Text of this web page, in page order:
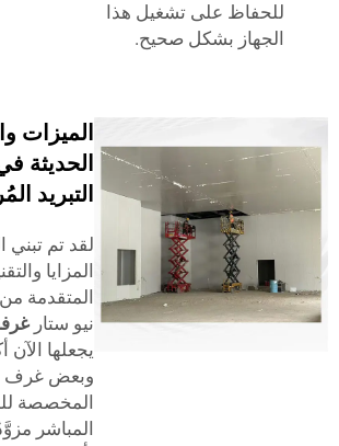
على تشغيل هذا
بشكل صحيح.
الميزات والتقنيات
الحديثة في غرف
التبريد المُرصوصة
لقد تم تبني العديد من
المزايا والتقنيات
المتقدمة من قبل شركة
نيو ستارغرفة تبريد مما
يجعلها الآن أكثر كفاءة.
وبعض غرف التبريد
المخصصة للدخول
المباشر مزوَّدٌ حتى